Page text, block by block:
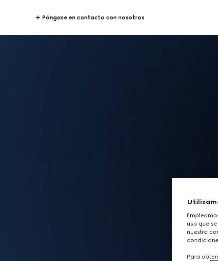
Póngase en contacto con nosotros
uso que
nuestro
Para